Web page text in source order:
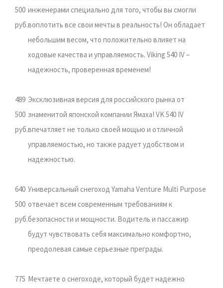
500
руб.
инженерами специально для того, чтобы вы смогли
воплотить все свои мечты в реальность! Он обладает
небольшим весом, что положительно влияет на
ходовые качества и управляемость. Viking 540 IV –
надежность, проверенная временем!
489
500
руб.
Эксклюзивная версия для российского рынка от
знаменитой японской компании Ямаха! VK 540 IV
впечатляет не только своей мощью и отличной
управляемостью, но также радует удобством и
надежностью.
640
500
руб.
Универсальный снегоход Yamaha Venture Multi Purpose
отвечает всем современным требованиям к
безопасности и мощности. Водитель и пассажир
будут чувствовать себя максимально комфортно,
преодолевая самые серьезные преграды.
775 Мечтаете о снегоходе, который будет надежно